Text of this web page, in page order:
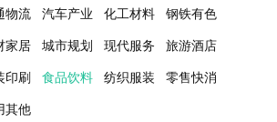
物流 汽车产业 化工材料 钢铁有色
家居 城市规划 现代服务
旅游酒店
印刷 食品饮料 纺织服装
零售快消
其他